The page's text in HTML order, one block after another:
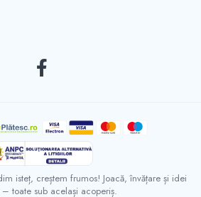
isteț, creștem frumos! Joacă, învățare și idei
toate sub același acoperiș.